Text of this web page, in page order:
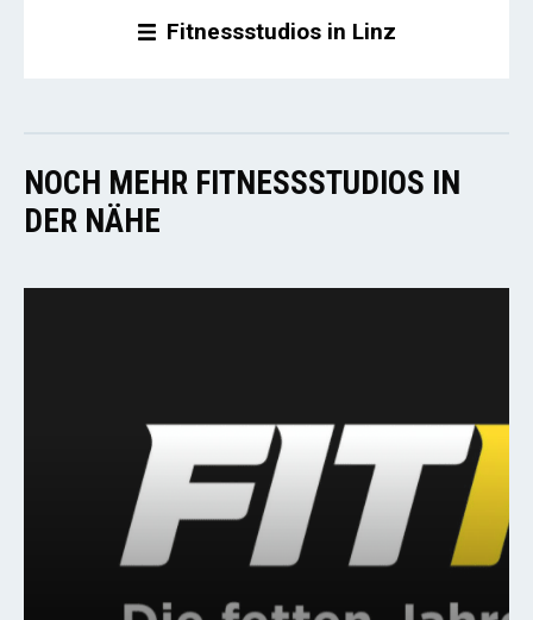
Fitnessstudios in Linz
NOCH MEHR FITNESSSTUDIOS IN
DER NÄHE